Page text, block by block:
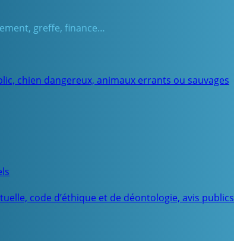
greffe, finance…
chien dangereux, animaux errants ou sauvages
code d’éthique et de déontologie, avis publics